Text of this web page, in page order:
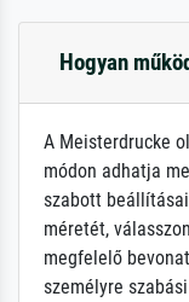
Hogyan
A Meisterdrucke
módon adhatja
szabott
méretét,
megfelelő
személyre